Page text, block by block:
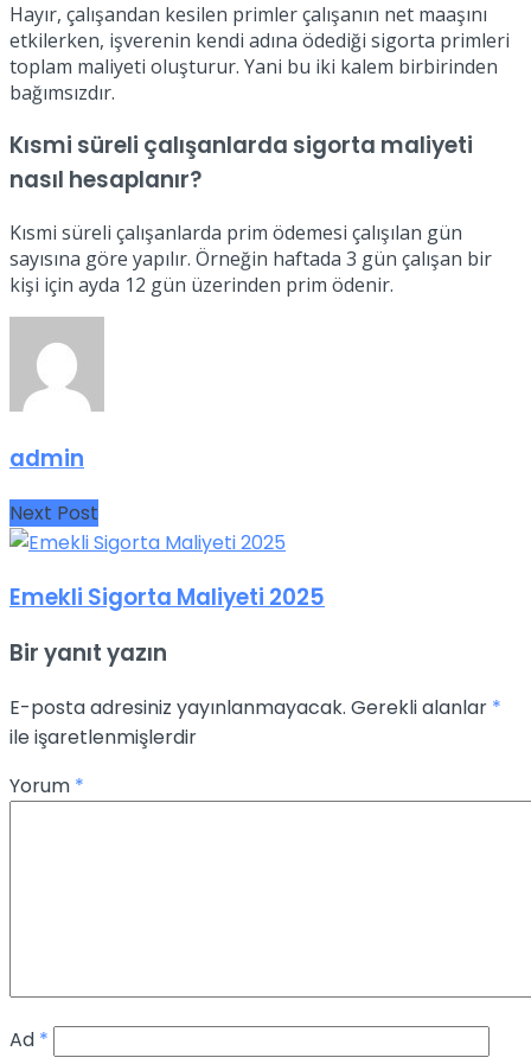
Hayır, çalışandan kesilen primler çalışanın net maaşını
etkilerken, işverenin kendi adına ödediği sigorta primleri
toplam maliyeti oluşturur. Yani bu iki kalem birbirinden
bağımsızdır.
Kısmi süreli çalışanlarda sigorta maliyeti
nasıl hesaplanır?
Kısmi süreli çalışanlarda prim ödemesi çalışılan gün
sayısına göre yapılır. Örneğin haftada 3 gün çalışan bir
kişi için ayda 12 gün üzerinden prim ödenir.
admin
Next Post
Emekli Sigorta Maliyeti 2025
Bir yanıt yazın
E-posta adresiniz yayınlanmayacak. Gerekli alanlar *
ile işaretlenmişlerdir
Yorum *
Ad *